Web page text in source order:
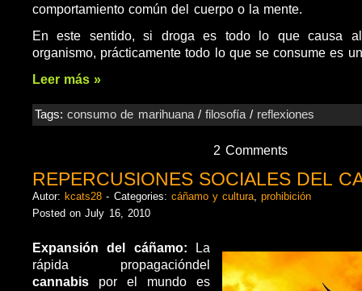
comportamiento común del cuerpo o la mente.
En este sentido, si droga es todo lo que causa
organismo, prácticamente todo lo que se consume es
Leer más »
Tags:consumo de marihuana/filosofía / reflexiones
2 Comments
REPERCUSIONES SOCIALES DEL
Autor: kcats28 - Categories: cáñamo y cultura ,prohibición
Posted on July 16, 2010
Expansión del cáñamo: La
rápida propagacióndel
cannabis por el mundo es